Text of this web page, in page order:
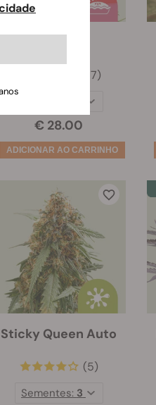
(67)
€ 28.00
Sticky Queen Auto
(5)
Sementes: 3